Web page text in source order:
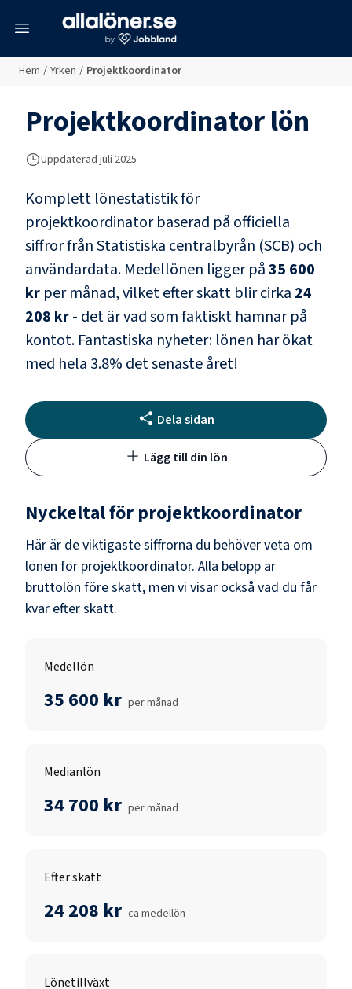
Hem / Yrken / Projektkoordinator
Projektkoordinatorlön
Uppdaterad juli 2025
Komplett lönestatistik för
projektkoordinatorbaserad på officiella
siffror från Statistiska centralbyrån (SCB) och
användardata. Medellönen ligger på35 600
kr per månad, vilket efter skatt blir cirka 24
208 kr- det är vad som faktiskt hamnar på
kontot. Fantastiska nyheter: lönen har ökat
med hela 3.8% det senaste året!
Dela sidan
Lägg till din lön
Nyckeltal för projektkoordinator
Här är de viktigaste siffrorna du behöver veta om
lönen för projektkoordinator. Alla belopp är
bruttolön före skatt, men vi visar också vad du får
kvar efter skatt.
Medellön
35 600 kr per månad
Medianlön
34 700 kr per månad
Efter skatt
24 208 kr ca medellön
Lönetillväxt